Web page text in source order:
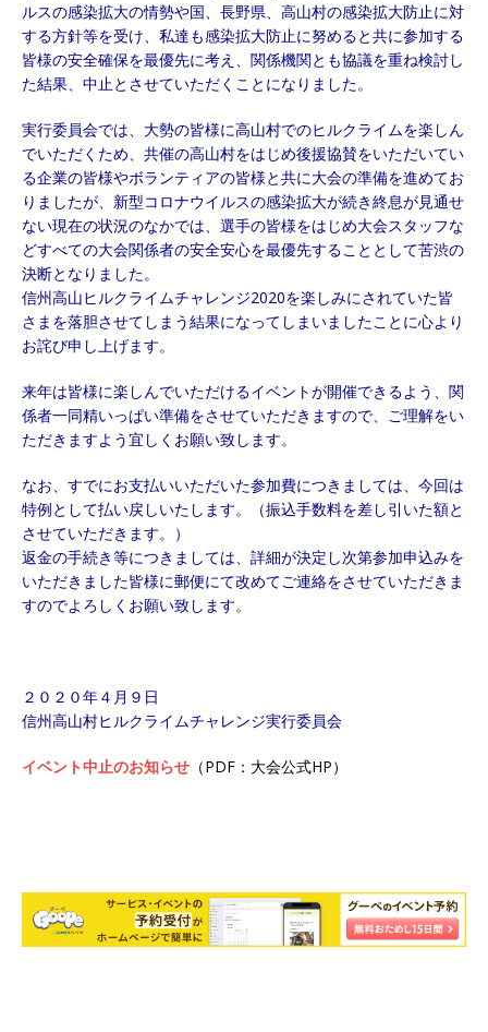
ルスの感染拡大の情勢や国、長野県、高山村の感染拡大防止に対
する方針等を受け、私達も感染拡大防止に努めると共に参加する
皆様の安全確保を最優先に考え、関係機関とも協議を重ね検討し
た結果、中止とさせていただくことになりました。
実行委員会では、大勢の皆様に高山村でのヒルクライムを楽しん
でいただくため、共催の高山村をはじめ後援協賛をいただいてい
る企業の皆様やボランティアの皆様と共に大会の準備を進めてお
りましたが、新型コロナウイルスの感染拡大が続き終息が見通せ
ない現在の状況のなかでは、選手の皆様をはじめ大会スタッフな
どすべての大会関係者の安全安心を最優先することとして苦渋の
決断となりました。
信州高山ヒルクライムチャレンジ2020を楽しみにされていた皆
さまを落胆させてしまう結果になってしまいましたことに心より
お詫び申し上げます。
来年は皆様に楽しんでいただけるイベントが開催できるよう、関
係者一同精いっぱい準備をさせていただきますので、ご理解をい
ただきますよう宜しくお願い致します。
なお、すでにお支払いいただいた参加費につきましては、今回は
特例として払い戻しいたします。（振込手数料を差し引いた額と
させていただきます。）
返金の手続き等につきましては、詳細が決定し次第参加申込みを
いただきました皆様に郵便にて改めてご連絡をさせていただきま
すのでよろしくお願い致します。
２０２０年４月９日
信州高山村ヒルクライムチャレンジ実行委員会
イベント中止のお知らせ （PDF：大会公式HP）